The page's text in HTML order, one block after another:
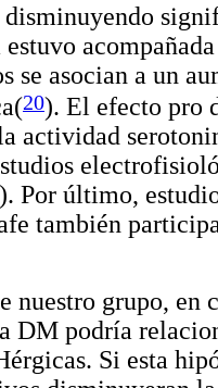
disminuyendo
estuvo
se asocian a un
20). El efecto pro
actividad
Por último,
también
nuestro grupo, en
DM podría
Si esta